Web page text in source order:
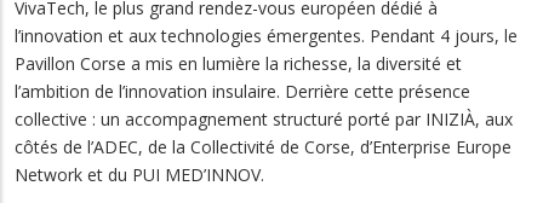
VivaTech, le plus grand rendez-vous européen dédié à
l’innovation et aux technologies émergentes. Pendant 4 jours, le
Pavillon Corse a mis en lumière la richesse, la diversité et
l’ambition de l’innovation insulaire. Derrière cette présence
collective : un accompagnement structuré porté par INIZIÀ, aux
côtés de l’ADEC, de la Collectivité de Corse, d’Enterprise Europe
Network et du PUI MED’INNOV.